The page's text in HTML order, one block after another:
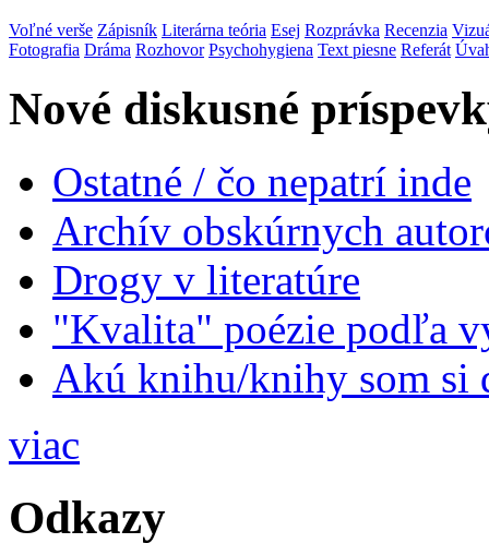
Voľné verše Zápisník Literárna teória Esej Rozprávka Recenzia
Fotografia Dráma Rozhovor Psychohygiena Text piesne Referát
Nové diskusné
Ostatné / čo nepatrí inde
Archív obskúrnych
Drogy v literatúre
"Kvalita" poézie podľa
Akú knihu/knihy som si
viac
Odkazy